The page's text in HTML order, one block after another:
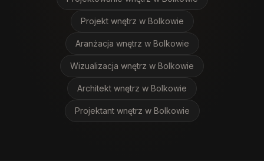
Projekt wnętrz w Bolkowie
Aranżacja wnętrz w Bolkowie
Wizualizacja wnętrz w Bolkowie
Architekt wnętrz w Bolkowie
Projektant wnętrz w Bolkowie